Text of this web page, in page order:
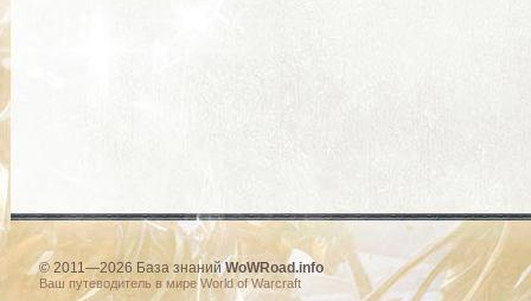
© 2011—2026 База знанийWoWRoad.info
Ваш путеводитель в мире World of Warcraft